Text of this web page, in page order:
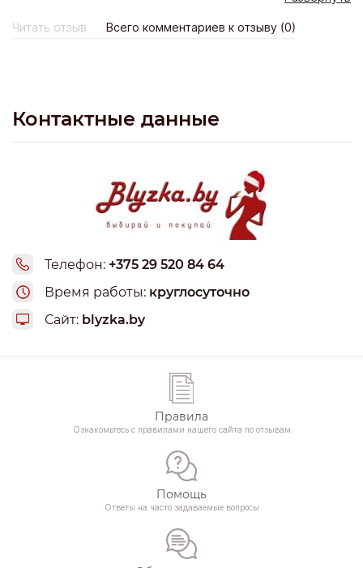
немалые за доставку почему задерживаете то?
Надеюсь руководство фирмы прочтет этот отзыв и
Читать отзыв Всего комментариев к отзыву (0)
Контактные данные
Телефон: +375 29 520 84 64
Время работы: круглосуточно
Сайт: blyzka.by
Правила
Ознакомьтесь с правилами нашего сайта по отзывам
Помощь
Ответы на часто задаваемые вопросы